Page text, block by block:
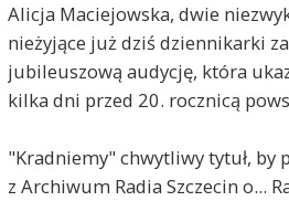
Alicja Maciejowska, dwie
nieżyjące już dziś dziennikarki
jubileuszową audycję, która
kilka dni przed 20. rocznicą
"Kradniemy" chwytliwy tytuł, by
z Archiwum Radia Szczecin o...